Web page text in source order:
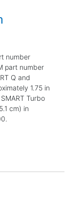
number
part number
Q and
1.75 in
Turbo
cm) in